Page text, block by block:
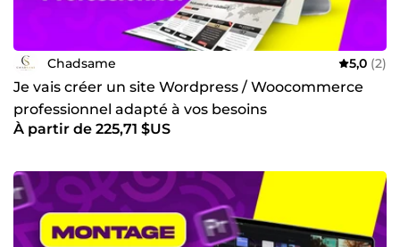
Chadsame 5,0 (2)
Je vais créer un site Wordpress / Woocommerce
professionnel adapté à vos besoins
À partir de 225,71 $US